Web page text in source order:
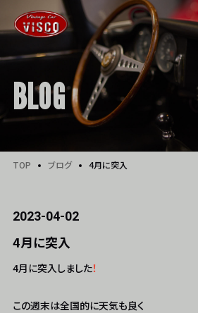
BLOG
TOP ブログ 4月に突入
2023-04-02
4月に突入
4月に突入しました！
この週末は全国的に天気も良く